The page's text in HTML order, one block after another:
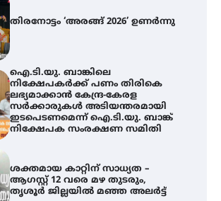
നിക്ഷേപകർക്ക് പണം തിരികെ
ലഭ്യമാക്കാൻ കേന്ദ്ര-കേരള
സർക്കാരുകൾ അടിയന്തരമായി
ഇടപെടണമെന്ന് ഐ.ടി.യു. ബാങ്ക്
നിക്ഷേപക സംരക്ഷണ സമിതി
ശക്തമായ കാറ്റിന് സാധ്യത –
ആഗസ്റ്റ് 12 വരെ മഴ തുടരും,
തൃശൂർ ജില്ലയിൽ മഞ്ഞ അലർട്ട്
അരങ്ങ് 2026-ന്
സാംസ്കാരികപ്പൊലിമയോടെ
സമാപനം